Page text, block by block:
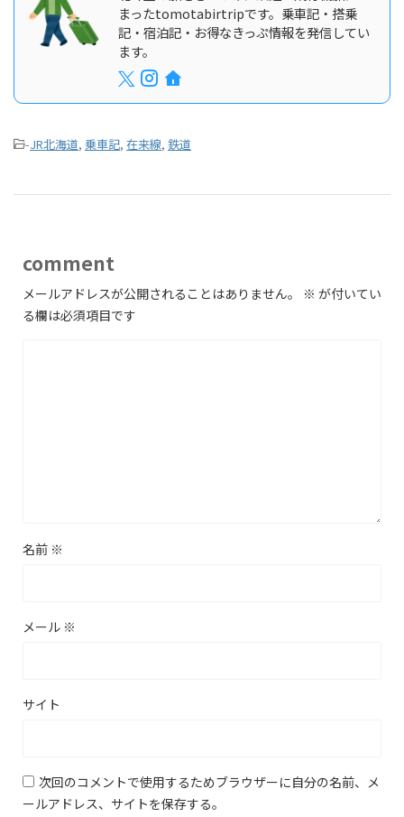
まったtomotabirtripです。乗車記・搭乗
記・宿泊記・お得なきっぷ情報を発信してい
ます。
-JR北海道, 乗車記, 在来線, 鉄道
comment
メールアドレスが公開されることはありません。 ※ が付いてい
る欄は必須項目です
名前 ※
メール ※
サイト
次回のコメントで使用するためブラウザーに自分の名前、メ
ールアドレス、サイトを保存する。